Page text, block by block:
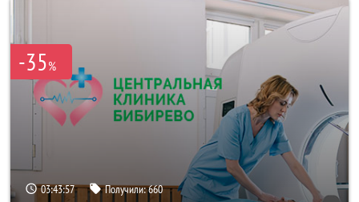
-35%
03:43:56 Получили:660